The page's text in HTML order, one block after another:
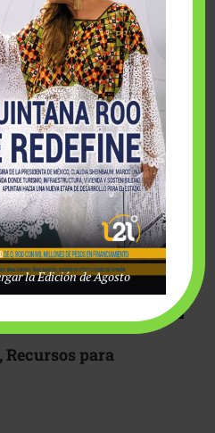
Wish México unieron
deseo de una …
Recursos para
la Edición de Agosto